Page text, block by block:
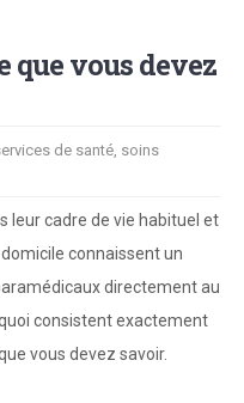
que vous devez
de santé, soins
leur cadre de vie habituel et
connaissent un
directement au
consistent exactement
vous devez savoir.